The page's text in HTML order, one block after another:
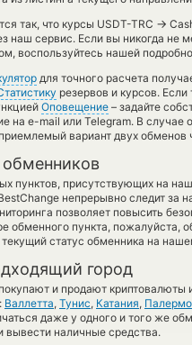
так, что курсы USDT-TRC →
наш сервис. Если вы никогда не
воспользуйтесь нашей
для точного расчета
резервов и курсов.
Оповещение – задайте
на e-mail или Telegram. В
вариант двух обменов
пунктов, присутствующих на
непрерывно следит за
позволяет повысить
обменного пункта, пожалуйста,
статус обменника на
город
и продают криптовалюты
Валлетта, Тунис, Катания, Палермо
даже у одного и того же
вывести наличные средства.